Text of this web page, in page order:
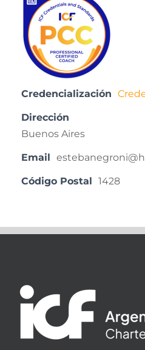
Credencialización
Dirección
Buenos Aires
Email
Código Postal 1428